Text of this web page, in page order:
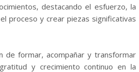
destacando el esfuerzo, la
proceso y crear piezas significativas
de formar, acompañar y transformar
y crecimiento continuo en la